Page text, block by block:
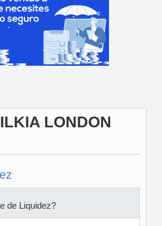
LONDON
de Liquidez?